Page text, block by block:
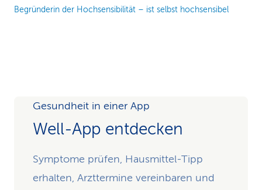
Begründerin der Hochsensibilität – ist selbst hochsensibel
Gesundheit in einer App
Well-App entdecken
Symptome prüfen, Hausmittel-Tipp
erhalten, Arzttermine vereinbaren und